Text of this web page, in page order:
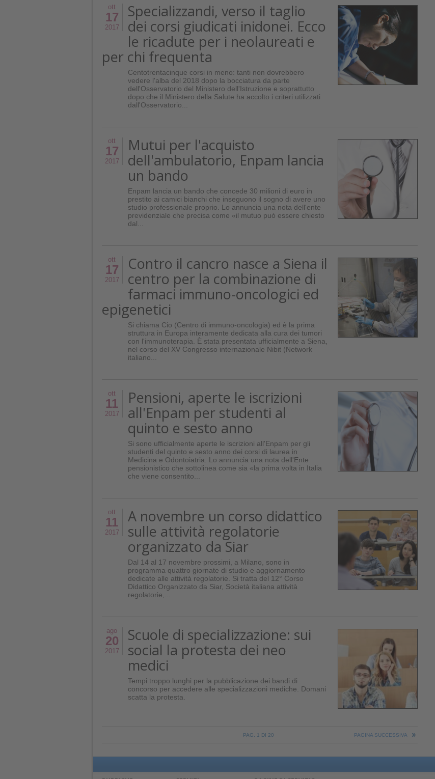
ott
17
2017
Specializzandi, verso il taglio
dei corsi giudicati inidonei. Ecco
le ricadute per i neolaureati e
per chi frequenta
Centotrentacinque corsi in meno: tanti non dovrebbero
vedere l'alba del 2018 dopo la bocciatura da parte
dell'Osservatorio del Ministero dell'Istruzione e soprattutto
dopo che il Ministero della Salute ha accolto i criteri utilizzati
dall'Osservatorio...
ott
17
2017
Mutui per l'acquisto
dell'ambulatorio, Enpam lancia
un bando
Enpam lancia un bando che concede 30 milioni di euro in
prestito ai camici bianchi che inseguono il sogno di avere uno
studio professionale proprio. Lo annuncia una nota dell'ente
previdenziale che precisa come «il mutuo può essere chiesto
dal...
ott
17
2017
Contro il cancro nasce a Siena il
centro per la combinazione di
farmaci immuno-oncologici ed
epigenetici
Si chiama Cio (Centro di immuno-oncologia) ed è la prima
struttura in Europa interamente dedicata alla cura dei tumori
con l'immunoterapia. È stata presentata ufficialmente a Siena,
nel corso del XV Congresso internazionale Nibit (Network
italiano...
ott
11
2017
Pensioni, aperte le iscrizioni
all'Enpam per studenti al
quinto e sesto anno
Si sono ufficialmente aperte le iscrizioni all'Enpam per gli
studenti del quinto e sesto anno dei corsi di laurea in
Medicina e Odontoiatria. Lo annuncia una nota dell'Ente
pensionistico che sottolinea come sia «la prima volta in Italia
che viene consentito...
ott
11
2017
A novembre un corso didattico
sulle attività regolatorie
organizzato da Siar
Dal 14 al 17 novembre prossimi, a Milano, sono in
programma quattro giornate di studio e aggiornamento
dedicate alle attività regolatorie. Si tratta del 12° Corso
Didattico Organizzato da Siar, Società italiana attività
regolatorie,...
ago
20
2017
Scuole di specializzazione: sui
social la protesta dei neo
medici
Tempi troppo lunghi per la pubblicazione dei bandi di
concorso per accedere alle specializzazioni mediche. Domani
scatta la protesta.
PAG. 1 DI 20 PAGINA SUCCESSIVA